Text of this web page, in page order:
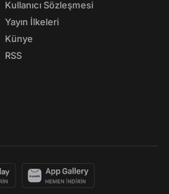
Kullanıcı Sözleşmesi
Yayın İlkeleri
Künye
RSS